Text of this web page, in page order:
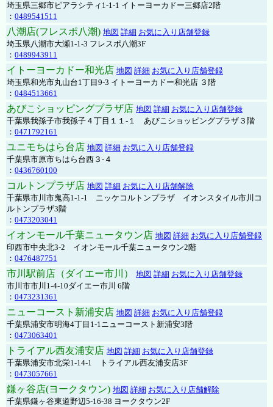
埼玉県三郷市ピアラシティ1-1-1 イトーヨーカドー三郷店2階
： 0489541511
八潮店(フレスポ八潮) 地図 詳細 お気に入り店舗登録
埼玉県八潮市大瀬1-1-3 フレスポ八潮3F
： 0489943911
イトーヨーカドー和光店 地図 詳細 お気に入り店舗登録
埼玉県和光市丸山台1丁目9-3 イトーヨーカドー和光店 ３階
： 0484513661
あびこショッピングプラザ店 地図 詳細 お気に入り店舗登録
千葉県我孫子市我孫子４丁目１１-１ あびこショッピングプラザ３階
： 0471792161
ユニモちはら台店 地図 詳細 お気に入り店舗登録
千葉県市原市ちはら台西３-４
： 0436760100
コルトンプラザ店 地図 詳細 お気に入り店舗解除
千葉県市川市鬼高1-1-1 ニッケコルトンプラザ イオンスタイル市川コ
ルトンプラザ3階
： 0473203041
イオンモール千葉ニュータウン店 地図 詳細 お気に入り店舗登録
印西市中央北3-2 イオンモール千葉ニュータウン2階
： 0476487751
市川駅前店（ダイエー市川） 地図 詳細 お気に入り店舗登録
市川市市川1-4-10ダイエー市川 6階
： 0473231361
ニューコースト新浦安店 地図 詳細 お気に入り店舗登録
千葉県浦安市明海4丁目1-1ニューコースト新浦安3階
： 0473063401
トライアル西友浦安店 地図 詳細 お気に入り店舗登録
千葉県浦安市北栄1-14-1 トライアル西友浦安店3F
： 0473057661
鎌ヶ谷店(ヨークタウン) 地図 詳細 お気に入り店舗解除
千葉県鎌ヶ谷東道野辺5-16-38 ヨークタウン2F